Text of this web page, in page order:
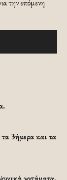
την επόμενη
3ήμερα και τα